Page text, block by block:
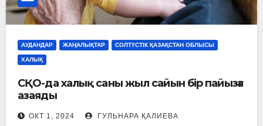
АУДАНДАР ЖАҢАЛЫҚТАР СОЛТҮСТІК ҚАЗАҚСТАН ОБЛЫСЫ
ХАЛЫҚ
СҚО-да халық саны жыл сайын бір пайызға
азаяды
ОКТ 1, 2024 ГУЛЬНАРА ҚАЛИЕВА